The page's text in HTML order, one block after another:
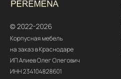
© 2022-2026
Корпусная мебель
на заказ в Краснодаре
ИП Алиев Олег Олегович
ИНН 234104828601